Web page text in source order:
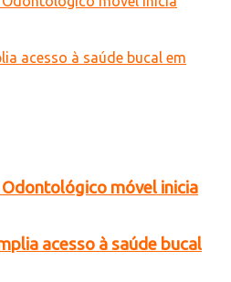
móvel inicia
acesso à saúde bucal